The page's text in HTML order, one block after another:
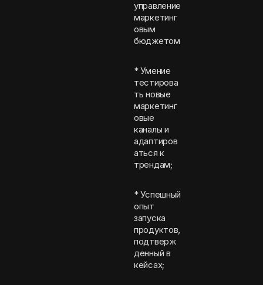
управление
маркетинг
овым
бюджетом
* Умение
тестирова
ть новые
маркетинг
овые
каналы и
адаптиров
аться к
трендам;
* Успешный
опыт
запуска
продуктов,
подтверж
денный в
кейсах;